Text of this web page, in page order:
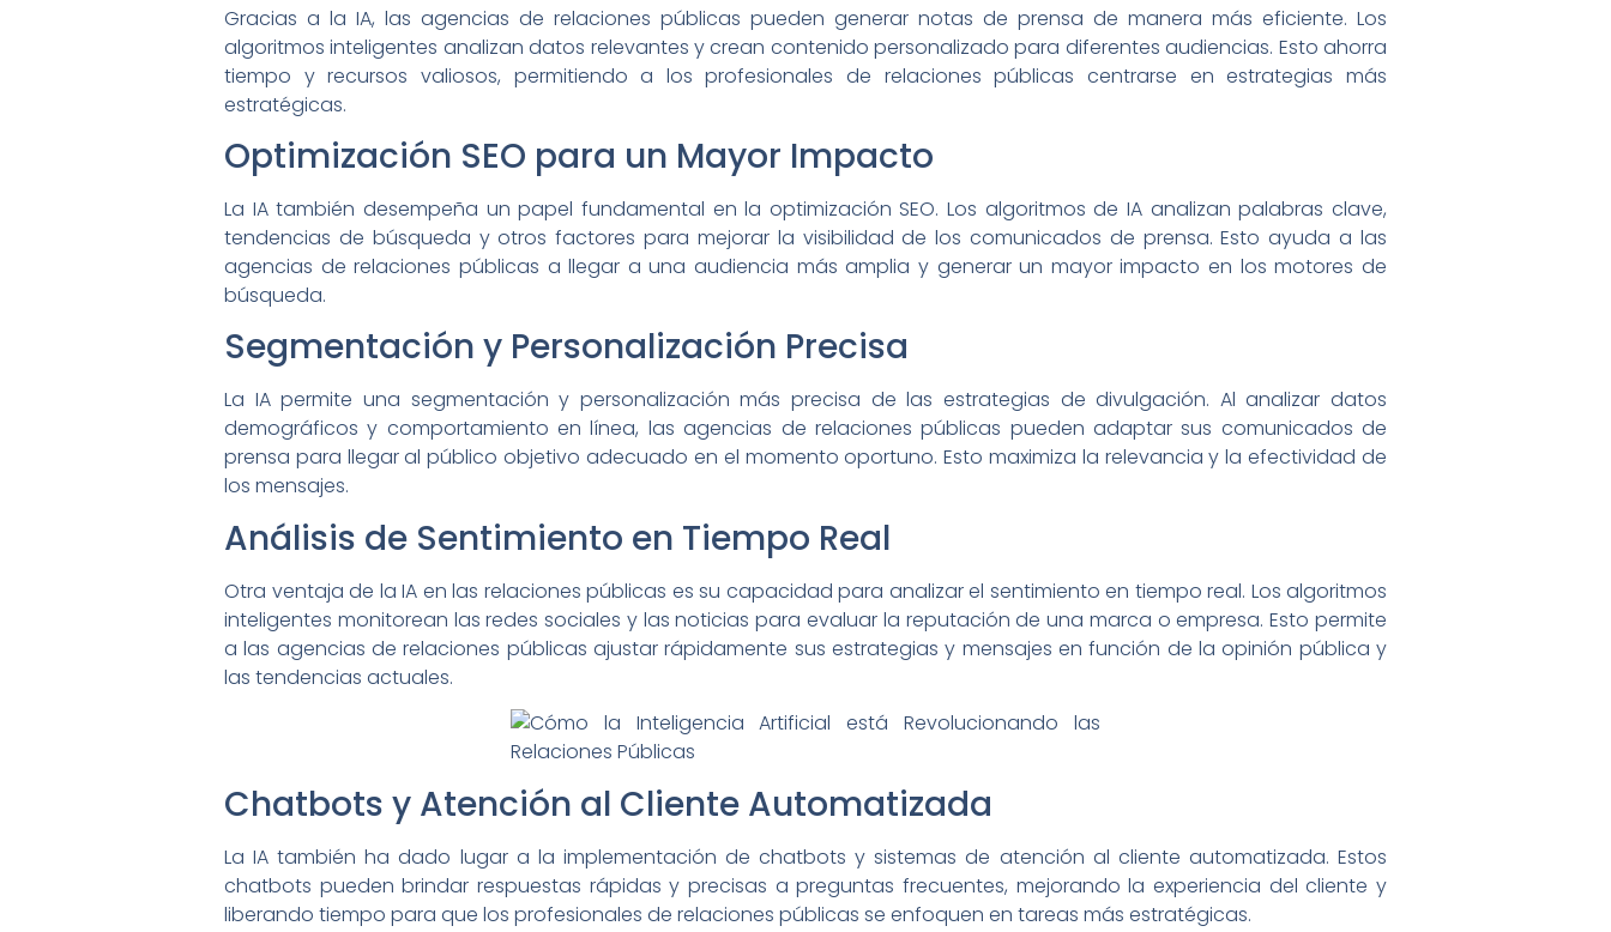
Gracias a la IA, las agencias de relaciones públicas pueden generar notas de prensa de manera más eficiente. Los
algoritmos inteligentes analizan datos relevantes y crean contenido personalizado para diferentes audiencias. Esto ahorra
tiempo y recursos valiosos, permitiendo a los profesionales de relaciones públicas centrarse en estrategias más
estratégicas.
Optimización SEO para un Mayor Impacto
La IA también desempeña un papel fundamental en la optimización SEO. Los algoritmos de IA analizan palabras clave,
tendencias de búsqueda y otros factores para mejorar la visibilidad de los comunicados de prensa. Esto ayuda a las
agencias de relaciones públicas a llegar a una audiencia más amplia y generar un mayor impacto en los motores de
búsqueda.
Segmentación y Personalización Precisa
La IA permite una segmentación y personalización más precisa de las estrategias de divulgación. Al analizar datos
demográficos y comportamiento en línea, las agencias de relaciones públicas pueden adaptar sus comunicados de
prensa para llegar al público objetivo adecuado en el momento oportuno. Esto maximiza la relevancia y la efectividad de
los mensajes.
Análisis de Sentimiento en Tiempo Real
Otra ventaja de la IA en las relaciones públicas es su capacidad para analizar el sentimiento en tiempo real. Los algoritmos
inteligentes monitorean las redes sociales y las noticias para evaluar la reputación de una marca o empresa. Esto permite
a las agencias de relaciones públicas ajustar rápidamente sus estrategias y mensajes en función de la opinión pública y
las tendencias actuales.
Chatbots y Atención al Cliente Automatizada
La IA también ha dado lugar a la implementación de chatbots y sistemas de atención al cliente automatizada. Estos
chatbots pueden brindar respuestas rápidas y precisas a preguntas frecuentes, mejorando la experiencia del cliente y
liberando tiempo para que los profesionales de relaciones públicas se enfoquen en tareas más estratégicas.